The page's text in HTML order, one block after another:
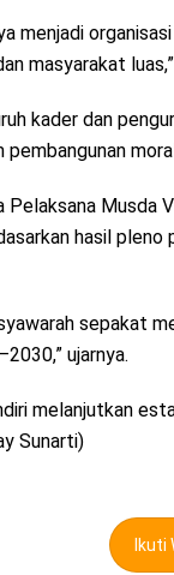
menjadi
masyarakat
kader dan
pembangunan
Musda
hasil
sepakat
ujarnya.
melanjutkan
Sunarti)
Ikuti